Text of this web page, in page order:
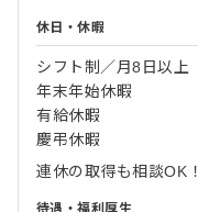
休日・休暇
シフト制／月8日以上
年末年始休暇
有給休暇
慶弔休暇
連休の取得も相談OK！
待遇・福利厚生